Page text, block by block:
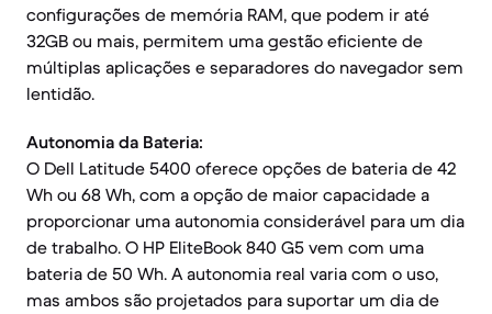
configurações de memória RAM, que podem ir até
32GB ou mais, permitem uma gestão eficiente de
múltiplas aplicações e separadores do navegador sem
lentidão.
Autonomia da Bateria:
O Dell Latitude 5400 oferece opções de bateria de 42
Wh ou 68 Wh, com a opção de maior capacidade a
proporcionar uma autonomia considerável para um dia
de trabalho. O HP EliteBook 840 G5 vem com uma
bateria de 50 Wh. A autonomia real varia com o uso,
mas ambos são projetados para suportar um dia de